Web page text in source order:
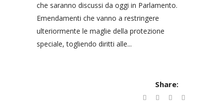
che saranno discussi da oggi in Parlamento.
Emendamenti che vanno a restringere
ulteriormente le maglie della protezione
speciale, togliendo diritti alle...
Share: